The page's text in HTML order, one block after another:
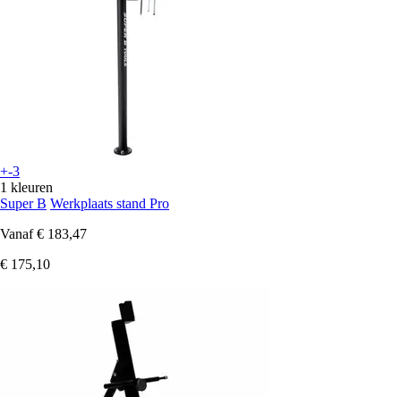
+-3
1 kleuren
Super B Werkplaats stand Pro
Vanaf € 183,47
€ 175,10